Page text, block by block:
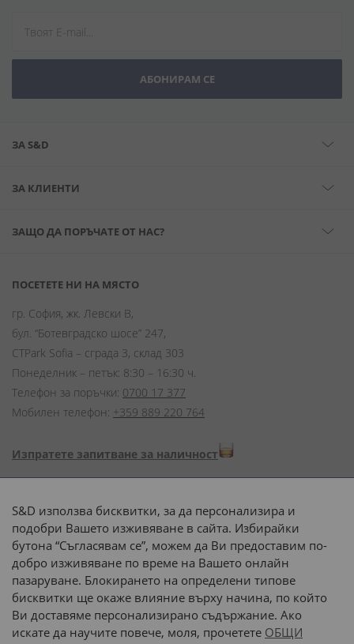
АБОНИРАМ СЕ
ЗА S&D
ЗА КЛИЕНТИ
ЗАЩО ДА ПОРЪЧАТЕ ОТ НАС?
ПОСЕТЕТЕ НИ НА МЯСТО
гр. София, жк. Левски В,
бул. “Ботевградско шосе” 247,
CTPark Sofia – сграда 3, склад 303
Понеделник – петък: 8:30 – 16:30 ч.
Телефон за поръчки: 0700 17 377
Мобилен телефон: +359 889 220 764
Изпратете запитване за наличност
Начини на плащане:
Доставка до адрес с:
или
наш транспорт
S&D използва бисквитки, за да персонализира и
подобри Вашето изживяване в сайта. Избирайки
бутона “Съгласявам се”, можем да Ви предоставим по-
добро изживяване по време на Вашето онлайн
пазаруване. Блокирането на определени типове
бисквитки ще окаже влияние върху начина, по който
Ви доставяме персонализирано съдържание. Ако
искате да научите повече, моля, прочетете ОБЩИ